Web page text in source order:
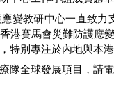
變教研中心一直致
港賽馬會災難防護應
特別專注於內地與本港
隊全球發展項目，請